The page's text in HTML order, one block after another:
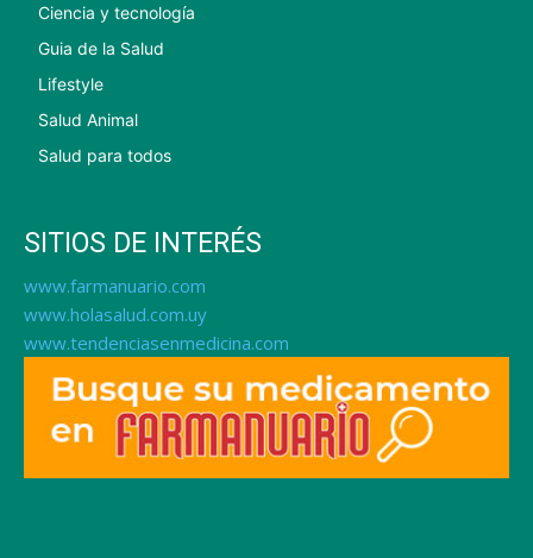
Ciencia y tecnología
Guia de la Salud
Lifestyle
Salud Animal
Salud para todos
SITIOS DE INTERÉS
www.farmanuario.com
www.holasalud.com.uy
www.tendenciasenmedicina.com